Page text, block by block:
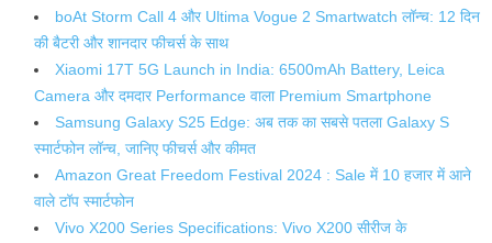
boAt Storm Call 4 और Ultima Vogue 2 Smartwatch लॉन्च: 12 दिन
की बैटरी और शानदार फीचर्स के साथ
Xiaomi 17T 5G Launch in India: 6500mAh Battery, Leica
Camera और दमदार Performance वाला Premium Smartphone
Samsung Galaxy S25 Edge: अब तक का सबसे पतला Galaxy S
स्मार्टफोन लॉन्च, जानिए फीचर्स और कीमत
Amazon Great Freedom Festival 2024 : Sale में 10 हजार में आने
वाले टॉप स्मार्टफोन
Vivo X200 Series Specifications: Vivo X200 सीरीज के